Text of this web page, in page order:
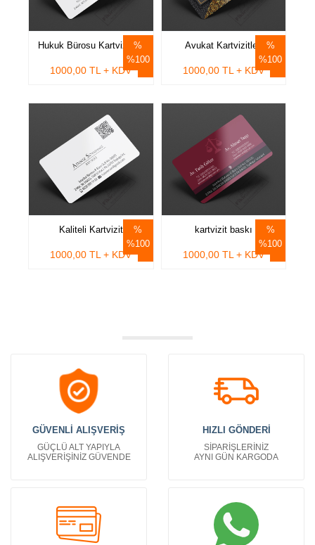
%100
Hukuk Bürosu Kartvizitleri
1000,00 TL + KDV
%100
Avukat Kartvizitleri
1000,00 TL + KDV
%100
Kaliteli Kartvizit
1000,00 TL + KDV
%100
kartvizit baskı
1000,00 TL + KDV
GÜVENLİ ALIŞVERİŞ
GÜÇLÜ ALT YAPIYLA
ALIŞVERİŞİNİZ GÜVENDE
HIZLI GÖNDERİ
SİPARİŞLERİNİZ
AYNI GÜN KARGODA